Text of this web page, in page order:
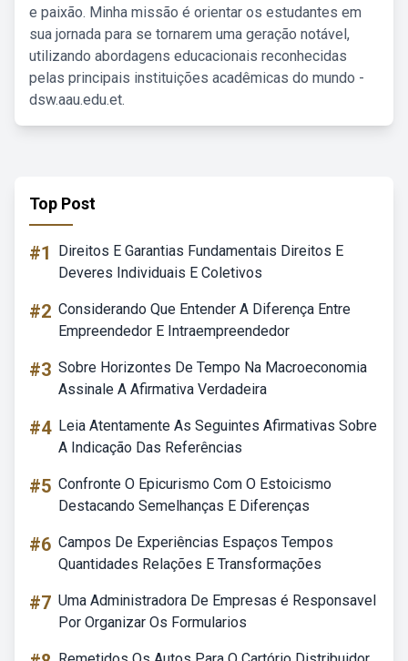
e paixão. Minha missão é orientar os estudantes em
sua jornada para se tornarem uma geração notável,
utilizando abordagens educacionais reconhecidas
pelas principais instituições acadêmicas do mundo -
dsw.aau.edu.et.
Top Post
#1
Direitos E Garantias Fundamentais Direitos E
Deveres Individuais E Coletivos
#2 Considerando Que Entender A Diferença Entre
Empreendedor E Intraempreendedor
#3 Sobre Horizontes De Tempo Na Macroeconomia
Assinale A Afirmativa Verdadeira
#4 Leia Atentamente As Seguintes Afirmativas Sobre
A Indicação Das Referências
#5 Confronte O Epicurismo Com O Estoicismo
Destacando Semelhanças E Diferenças
#6 Campos De Experiências Espaços Tempos
Quantidades Relações E Transformações
#7 Uma Administradora De Empresas é Responsavel
Por Organizar Os Formularios